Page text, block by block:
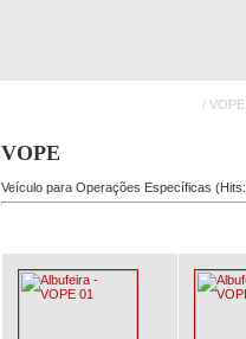
/ VOPE
VOPE
Veículo para Operações Específicas